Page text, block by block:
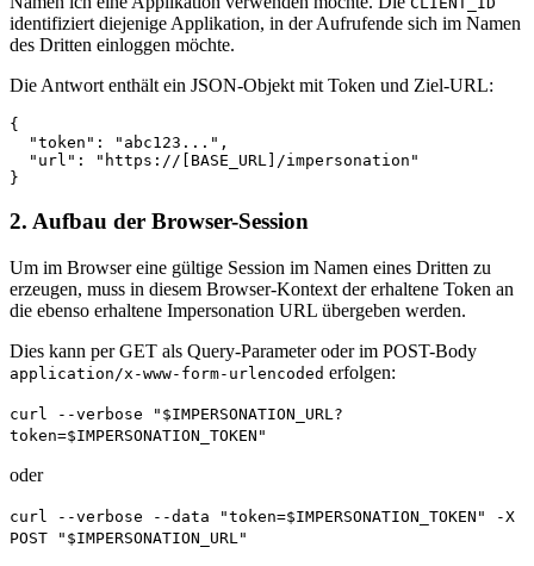
identifiziert diejenige Applikation, in der Aufrufende sich im Namen
des Dritten einloggen möchte.
Die Antwort enthält ein JSON-Objekt mit Token und Ziel-URL:
{
"token" : "abc123..." ,
"url" :
"https://[BASE_URL]/impersonation"
}
2. Aufbau der Browser-Session
Um im Browser eine gültige Session im Namen eines Dritten zu
erzeugen, muss in diesem Browser-Kontext der erhaltene Token an
die ebenso erhaltene Impersonation URL übergeben werden.
Dies kann per GET als Query-Parameter oder im POST-Body
application/x-www-form-urlencoded erfolgen:
curl --verbose "$IMPERSONATION_URL?
token=$IMPERSONATION_TOKEN"
oder
curl --verbose --data "token=$IMPERSONATION_TOKEN" -X
POST "$IMPERSONATION_URL"